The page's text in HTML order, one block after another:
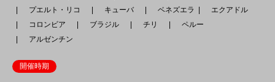
プエルト・リコ
キューバ ベネズエラ
エクアドル
コロンビア
ブラジル チリ
ペルー
アルゼンチン
開催時期